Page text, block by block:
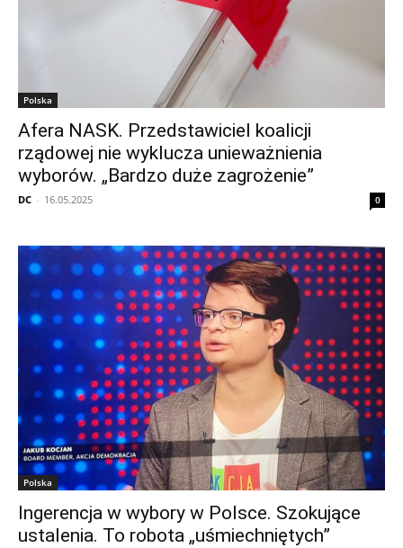
Polska
Afera NASK. Przedstawiciel koalicji
rządowej nie wyklucza unieważnienia
wyborów. „Bardzo duże zagrożenie”
DC - 16.05.2025 0
Polska
Ingerencja w wybory w Polsce. Szokujące
ustalenia. To robota „uśmiechniętych”